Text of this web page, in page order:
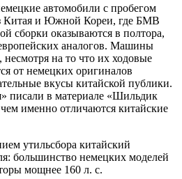
автомобили с пробегом
Китая и Южной Кореи, где БМВ
сборки оказываются в полтора,
аналогов. Машины
на то что их ходовые
от немецких оригиналов
вкусы китайской публики.
писали в материале «Шильдик
именно отличаются китайские
утильсбора китайский
большинство немецких моделей
мощнее 160 л. с.